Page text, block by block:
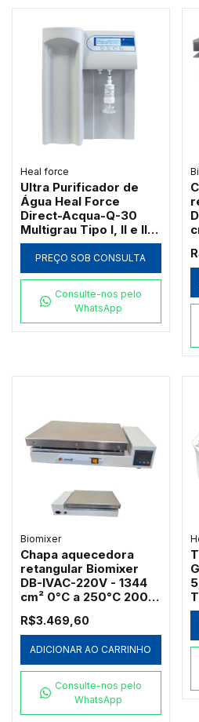
Heal force
Ultra Purificador de
Água Heal Force
Direct-Acqua-Q-30
Multigrau Tipo I, II e III
30L/h
PREÇO SOB CONSULTA
Consulte-nos pelo
WhatsApp
Biomixer
Chapa aquecedora
retangular Biomixer
DB-IVAC-220V - 1344
cm² 0°C a 250°C 2000
R$3.469,60
ADICIONAR AO CARRINHO
Consulte-nos pelo
WhatsApp